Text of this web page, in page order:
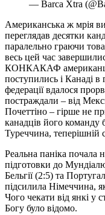
— Barca Xtra
Американська ж мрія
переглядав десятки
паралельно граючи
весь цей час
КОНКАКАФ американці
поступились і Канаді в
федерації вдалося
постраждали – від
Почеттіно – гірше не
канадців його команду
Туреччина,
Реальна паніка почала
підготовки до
Бельгії (2:5) та
підсилила Німеччина,
Чого чекати від янкі у
Богу було відомо.